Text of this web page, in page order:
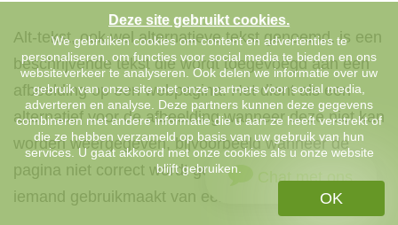
Alt-tekst, ook wel alternatieve tekst genoemd, is een
beschrijvende tekst die wordt toegevoegd aan een
afbeelding op een webpagina. Het dient als een
alternatief voor de afbeelding wanneer deze niet kan
worden weergegeven, bijvoorbeeld wanneer de
pagina niet correct wordt geladen of wanneer
iemand gebruikmaakt van een schermlezer.
Chat met ons
Deze site gebruikt cookies.
We gebruiken cookies om content en advertenties te
personaliseren, om functies voor social media te bieden en ons
websiteverkeer te analyseren. Ook delen we informatie over uw
gebruik van onze site met onze partners voor social media,
adverteren en analyse. Deze partners kunnen deze gegevens
combineren met andere informatie die u aan ze heeft verstrekt of
die ze hebben verzameld op basis van uw gebruik van hun
services. U gaat akkoord met onze cookies als u onze website
blijft gebruiken.
OK